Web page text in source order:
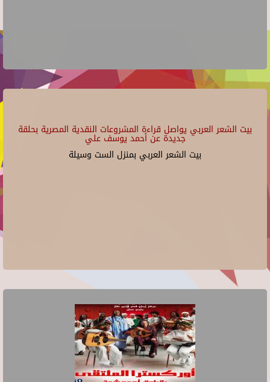
بيت الشعر العربي يواصل قراءة المشروعات النقدية المصرية بحلقة
جديدة عن أحمد يوسف علي
بيت الشعر العربي بمنزل الست وسيلة